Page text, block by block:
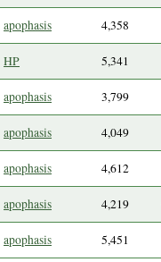
apophasis 4,358
HP 5,341
apophasis 3,799
apophasis 4,049
apophasis 4,612
apophasis 4,219
apophasis 5,451